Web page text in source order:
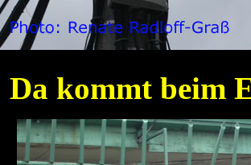
Da kommt beim